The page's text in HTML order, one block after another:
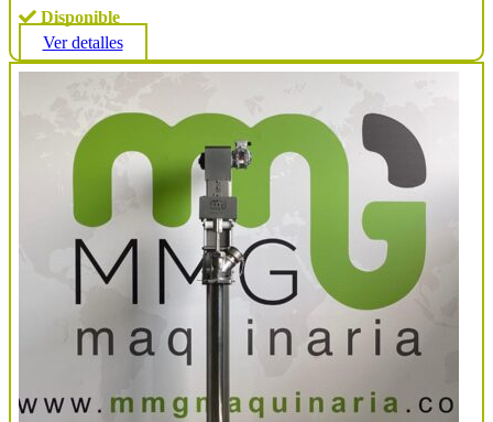
Disponible
Ver detalles